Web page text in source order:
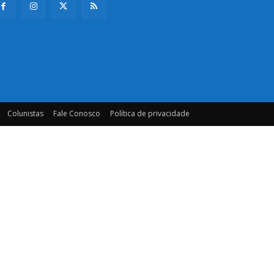
Colunistas Fale Conosco Política de privacidade